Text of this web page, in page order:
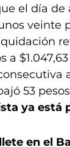
el día de
veinte
a
53
ya está
en el